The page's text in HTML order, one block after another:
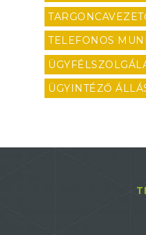
TELEFONOS
ÜGYINTÉZŐ